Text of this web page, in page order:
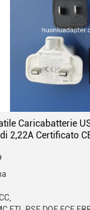
Caricabatterie
2,22A Certificato